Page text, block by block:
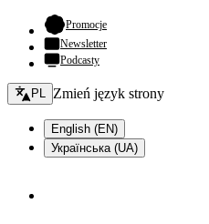
Promocje- otwiera się w nowej
Newsletter
Podcasty
Zmień język - bieżący:
PL Zmień język strony
English (EN)
Українська (UA)